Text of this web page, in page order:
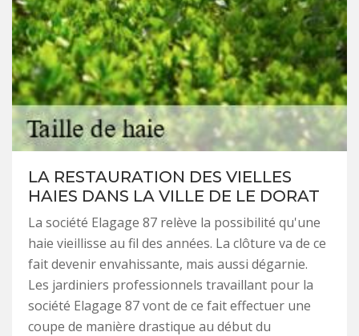
LA RESTAURATION DES VIELLES
HAIES DANS LA VILLE DE LE DORAT
La société Elagage 87 relève la possibilité qu'une
haie vieillisse au fil des années. La clôture va de ce
fait devenir envahissante, mais aussi dégarnie.
Les jardiniers professionnels travaillant pour la
société Elagage 87 vont de ce fait effectuer une
coupe de manière drastique au début du